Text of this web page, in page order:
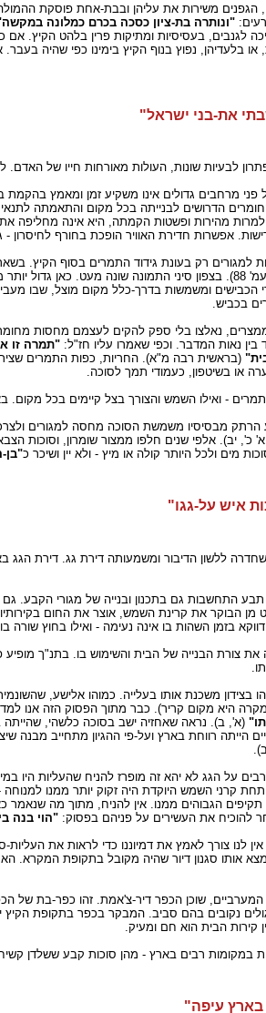
משירות את עליהן ובבת-אחת פוסקת
"ונותרה בת-ציון כסכה בכרם כמלונה
לגנבים, בעסיסיות ומתיקות פרין בלהט הקיץ. אם
בלעדיהן, נפוץ בנוף הקיץ בימינו כפי שהיה
את-בני ישראל"
לבעיות שונות, העולות מאורחות חייו של האדם.
פני מרחבים גדולים אינו משקיע זמן ומאמץ
הדרושים לבנייתה בכל מקום והתאמתה
מהירות ופשטות הקמתה, היא אינה מחליפה את
אפשרות חדירת האוויר הופכת בחורף לחיסרון
למגורים רק בעונת גידוד התמרים בסוף הקיץ.
דרום סיני – נופים וטיולים, עמ' 88). בצפון סיני התמונה
הכבישים ומשמשות בדרך-כלל מקום מוצל, שבו
בכביש.
ממצרים, נאלצו בלי ספק להקים לעצמם מחסות
בין נאות המדבר. וכפי שאמרו עליו חז"ל: "תמרה זו
(בראשית רבה מ"א). החריות, כפות התמרים
או בשיטפון, כעמודי תמך לסוכה.
- ואילו השמש והצורך בצל קיימים בכל מקום.
הרתק מבסיסיו משמשת הסוכה מחסה למגורים
כ', יב). אלפי שנים חלפו ממצור שומרון, וסוכות
מים ולכל היותר קולה או מיץ - ולא יין ושיכר כ
איש על-גגו"
ללשון הדיבור ומשמעותה דירת גג. דירת הגג
התחשבות גם בתכנון ובנייה של מגורי הקבע.
מן הבוקר את קרינת השמש, אוצר את החום
בזמן השהות בו אינה נעימה - ואילו בחוץ שורה
את צורת הבנייה של הבית והשימוש בו. בתנ"ך
משכנת אותו בעלייה. כמוהו אלישע,
היא מקום קריר). כבר מתוך הפסוק הזה אנו
(א', ב). נראה שאחזיה ישב בסוכה כלשהי, שהייתה
הייתה רווחת בארץ ועל-פי ההגיון מתחייב מבנה
רבים על הגג לא יהא זה מופרז להניח שהעליות
קרני השמש היוקדת היה זקוק יותר ממנו
תקיפים הגבוהים ממנו. אין להניח, מתוך מה
להוכיח את העשירים על פניהם בפסוק: "הוי בנה
לנו צורך לאמץ את דמיוננו כדי לראות את
אותו סגנון דיור שהיה מקובל בתקופת המקרא.
המערביים, שוכן הכפר דיר-צ'אמת. זהו כפר-בת של
נקובים בהם סביב. המבקר בכפר בתקופת
קירות הבית הוא חם ומעיק.
במקומות רבים בארץ - מהן סוכות קבע ששלדן קשיח
עיפה"